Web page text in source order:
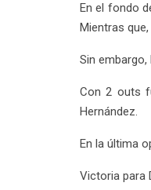
En el fondo
Mientras
Sin
Con 2 outs
Hernández.
En la última
Victoria para